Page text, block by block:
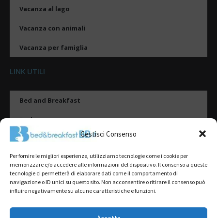
Gestisci Consenso
Per fornire le migliori esperienze, utilizziamo tecnologie come i cookie per
memorizzare e/o accedere alle informazioni del dispositivo. Il consenso a queste
tecnologie ci permetterà di elaborare dati come il comportamento di
navigazione o ID unici su questo sito. Non acconsentire o ritirare il consenso può
influire negativamente su alcune caratteristiche e funzioni.
Vacanza al lago
Vacanza con animali
Vacanza per famiglia
LINK UTILI
Bed and Breakfast
Esplora
Tipologie di alloggio
Destinazioni
Il mio account